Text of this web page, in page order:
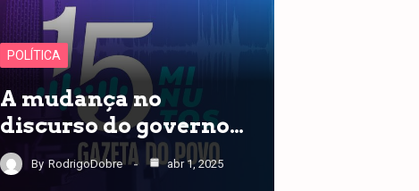
POLÍTICA
A mudança no
discurso do governo…
By RodrigoDobre abr 1, 2025